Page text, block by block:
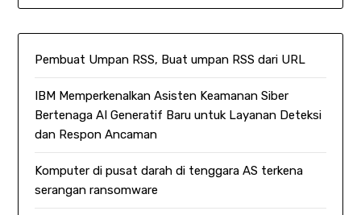
Pembuat Umpan RSS, Buat umpan RSS dari URL
IBM Memperkenalkan Asisten Keamanan Siber
Bertenaga AI Generatif Baru untuk Layanan Deteksi
dan Respon Ancaman
Komputer di pusat darah di tenggara AS terkena
serangan ransomware